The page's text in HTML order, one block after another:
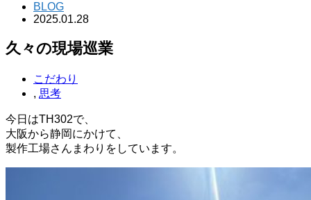
BLOG
2025.01.28
久々の現場巡業
こだわり
, 思考
今日はTH302で、
大阪から静岡にかけて、
製作工場さんまわりをしています。